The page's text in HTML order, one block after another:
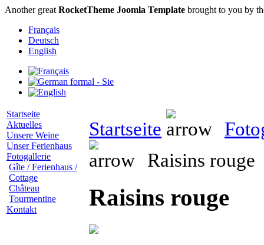
Another great RocketTheme Joomla Template brought to you by
Français
Deutsch
English
Startseite
Aktuelles
Unsere Weine
Unser Ferienhaus
Fotogallerie
Gîte / Ferienhaus /
Cottage
Château
Tourmentine
Kontakt
Startseite
Raisins rouge
Raisins rouge